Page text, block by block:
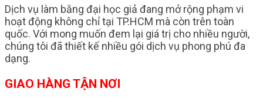
Dịch vụ làm bằng đại học giả đang mở rộng phạm vi
hoạt động không chỉ tại TP.HCM mà còn trên toàn
quốc. Với mong muốn đem lại giá trị cho nhiều người,
chúng tôi đã thiết kế nhiều gói dịch vụ phong phú đa
dạng.
GIAO HÀNG TẬN NƠI